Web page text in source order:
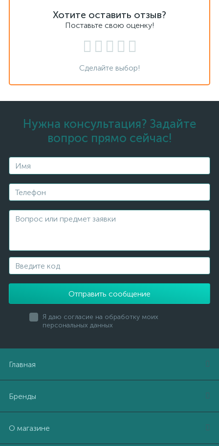
Хотите оставить отзыв?
Поставьте свою оценку!
Сделайте выбор!
Нужна консультация? Задайте
вопрос прямо сейчас!
Отправить сообщение
Я даю согласие на обработку моих
персональных данных
Главная
Бренды
О магазине